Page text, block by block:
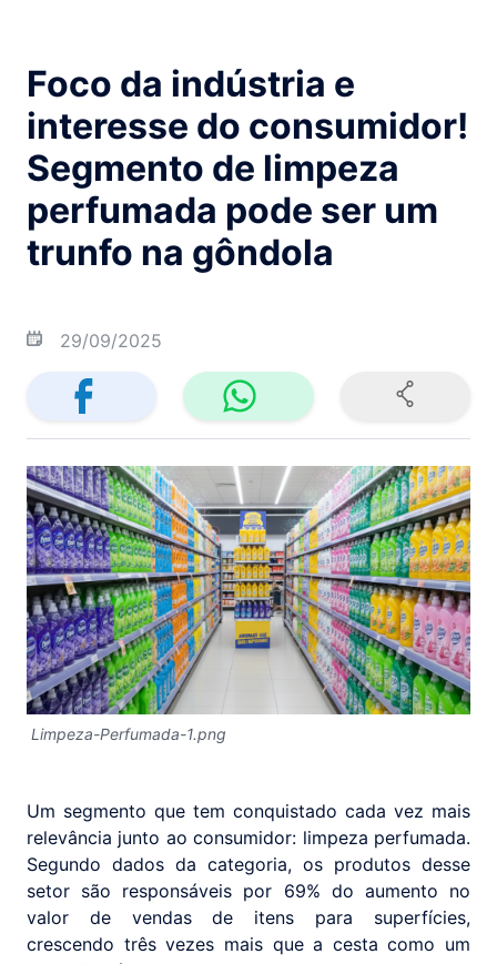
Foco da indústria e
interesse do consumidor!
Segmento de limpeza
perfumada pode ser um
trunfo na gôndola
29/09/2025
Limpeza-Perfumada-1.png
Um segmento que tem conquistado cada vez mais
relevância junto ao consumidor: limpeza perfumada.
Segundo dados da categoria, os produtos desse
setor são responsáveis por 69% do aumento no
valor de vendas de itens para superfícies,
crescendo três vezes mais que a cesta como um